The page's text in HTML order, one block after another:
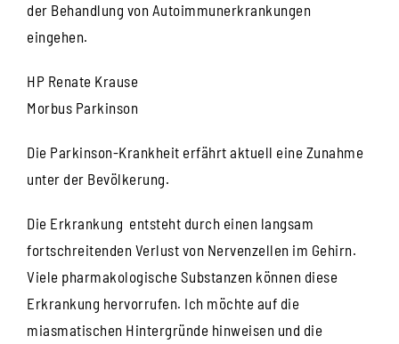
der Behandlung von Autoimmunerkrankungen
eingehen.
HP Renate Krause
Morbus Parkinson
Die Parkinson-Krankheit erfährt aktuell eine Zunahme
unter der Bevölkerung.
Die Erkrankung entsteht durch einen langsam
fortschreitenden Verlust von Nervenzellen im Gehirn.
Viele pharmakologische Substanzen können diese
Erkrankung hervorrufen. Ich möchte auf die
miasmatischen Hintergründe hinweisen und die